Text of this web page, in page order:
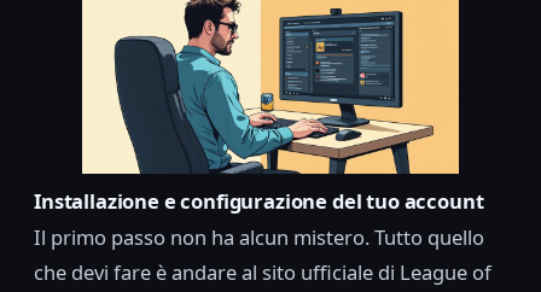
Installazione e configurazione del tuo account
Il primo passo non ha alcun mistero. Tutto quello
che devi fare è andare al sito ufficiale di League of